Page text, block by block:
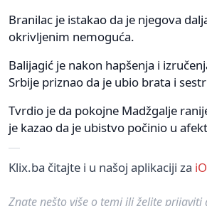
Branilac je istakao da je njegova
okrivljenim nemoguća.
Balijagić je nakon hapšenja i
Srbije priznao da je ubio brata i
Tvrdio je da pokojne Madžgalje
je kazao da je ubistvo počinio u
Klix.ba čitajte i u našoj aplikaciji za
Znate nešto više o temi ili želite prijaviti